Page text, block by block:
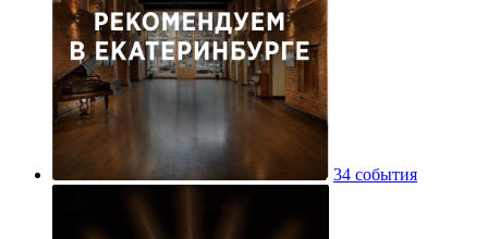
34 события